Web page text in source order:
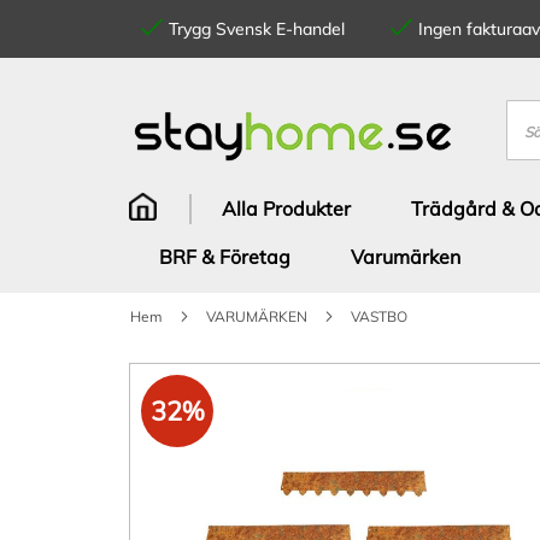
Trygg Svensk E-handel Ingen
innehållet
Sök
Alla Produkter Trädgård &
BRF & Företag
Varumärken
Hem VARUMÄRKEN VASTBO
Hoppa
till
slutet
32%